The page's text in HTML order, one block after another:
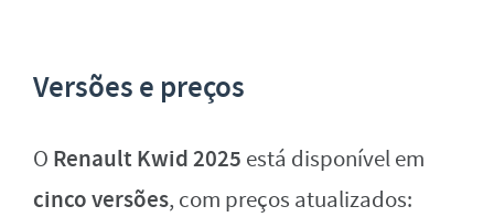
Versões e preços
O Renault Kwid 2025 está disponível em
cinco versões, com preços atualizados: